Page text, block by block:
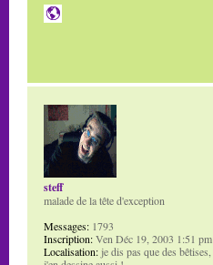
steff
malade de la tête d'exception
Messages: 1793
Inscription:Ven Déc 19, 2003 1:51 pm
Localisation:je dis pas que des bêtises,